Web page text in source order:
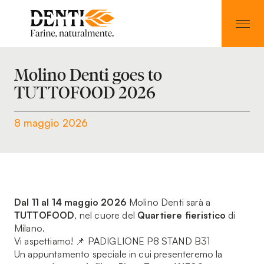
Molino Denti goes to
TUTTOFOOD 2026
8 maggio 2026
Dal 11 al 14 maggio 2026 Molino Denti sarà a
TUTTOFOOD, nel cuore del Quartiere fieristicodi
Milano.
Vi aspettiamo! 📌 PADIGLIONE P8 STAND B31
Un appuntamento speciale in cui presenteremo la